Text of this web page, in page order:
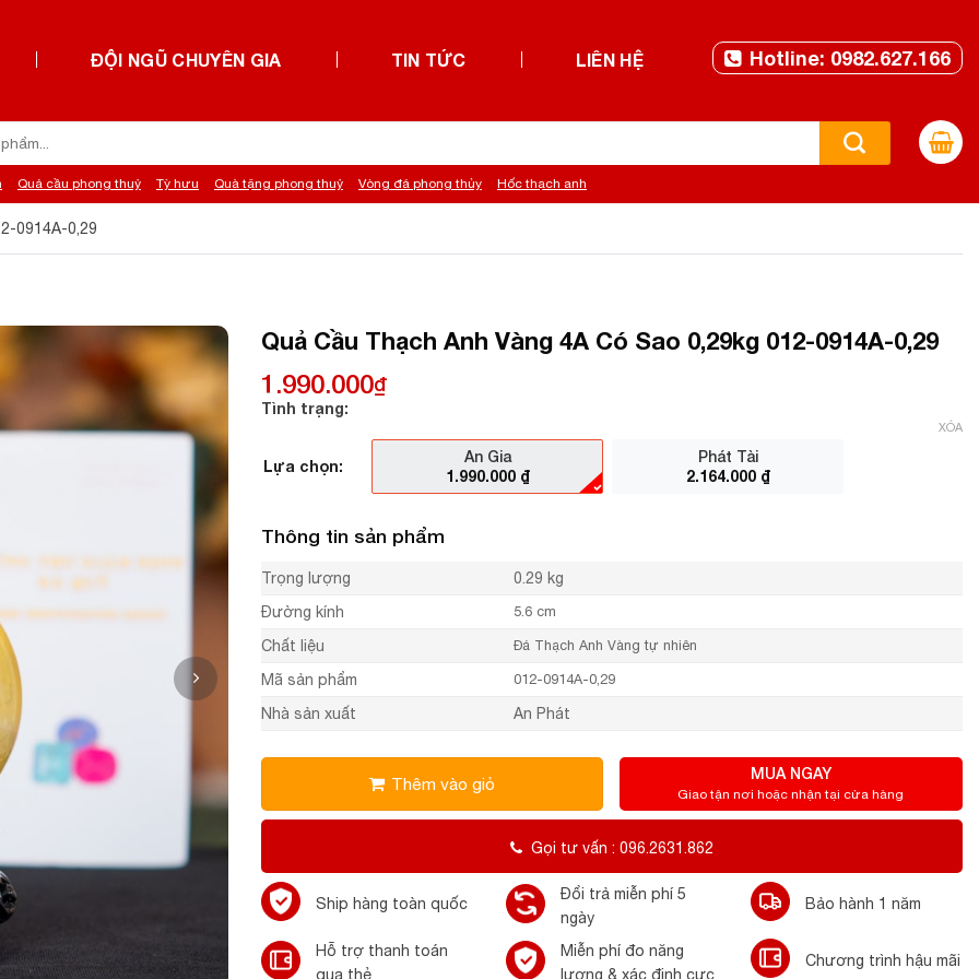
ĐỘI NGŨ CHUYÊN GIA TIN TỨC LIÊN HỆ Hotline: 0982.627.166
Quả cầu phong thuỷ Tỳ hưu Quà tặng phong thuỷ Vòng đá phong thủy Hốc thạch anh
0914A-0,29
Quả Cầu Thạch Anh Vàng 4A Có Sao 0,29kg 012-0914A-0,29
1.990.000₫
Tình trạng:
Lựa chọn:
An Gia
1.990.000 ₫
Phát Tài
2.164.000 ₫
XÓA
Thông tin sản phẩm
Trọng lượng
0.29 kg
Đường kính
5.6 cm
Chất liệu Đá Thạch Anh Vàng tự nhiên
Mã sản phẩm 012-0914A-0,29
Nhà sản xuất An Phát
Thêm vào giỏ MUA NGAY
Giao tận nơi hoặc nhận tại cửa hàng
Gọi tư vấn : 096.2631.862
Ship hàng toàn quốc
Đổi trả miễn phí 5
ngày
Bảo hành 1 năm
Hỗ trợ thanh toán
qua thẻ
Miễn phí đo năng
lượng & xác định cực
Chương trình hậu mãi